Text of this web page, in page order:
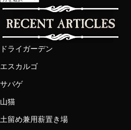
ドライガーデン
エスカルゴ
サバゲ
山猫
土留め兼用薪置き場